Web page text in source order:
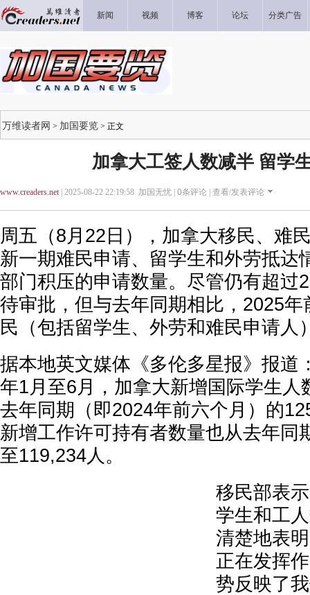
新闻 视频 博客 论坛 分类广告
万维读者网 > 加国要览 > 正文
加拿大工签人数减半 留学
www.creaders.net| 2025-08-22 22:19:58 加国无忧 | 0条评论 | 查看/发表评论
周五（8月22日），加拿大移民、难
新一期难民申请、留学生和外劳抵达
部门积压的申请数量。尽管仍有超过
待审批，但与去年同期相比，2025
民（包括留学生、外劳和难民申请人
据本地英文媒体《多伦多星报》报道
年1月至6月，加拿大新增国际学生人
去年同期（即2024年前六个月）的
新增工作许可持有者数量也从去年同
至119,234人。
移民部表
学生和工
清楚地表
正在发挥
势反映了